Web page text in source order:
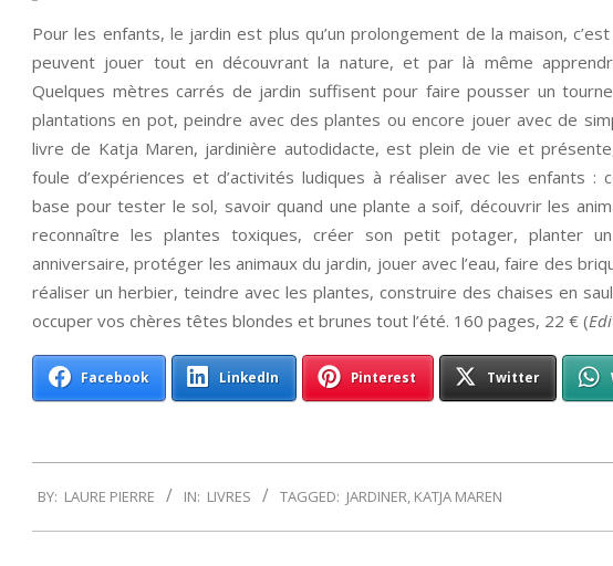
Pour les enfants, le jardin est plus qu’un prolongement de la maison,
peuvent jouer tout en découvrant la nature, et par là même
Quelques mètres carrés de jardin suffisent pour faire pousser un
plantations en pot, peindre avec des plantes ou encore jouer avec de
livre de Katja Maren, jardinière autodidacte, est plein de vie et
foule d’expériences et d’activités ludiques à réaliser avec les enfants :
base pour tester le sol, savoir quand une plante a soif, découvrir les
reconnaître les plantes toxiques, créer son petit potager, planter
anniversaire, protéger les animaux du jardin, jouer avec l’eau, faire des
réaliser un herbier, teindre avec les plantes, construire des chaises en
occuper vos chères têtes blondes et brunes tout l’été. 160 pages, 22 € (
Facebook LinkedIn Pinterest Twitter
06-
26
BY: LAURE PIERRE IN: LIVRES TAGGED: JARDINER, KATJA MAREN